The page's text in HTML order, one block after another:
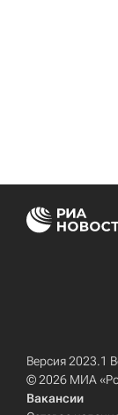
Версия 2023.1
© 2026 МИА
Вакансии